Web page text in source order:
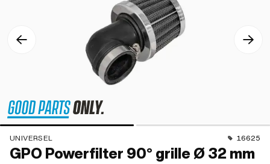
UNIVERSEL 16625
GPO Powerfilter 90° grille Ø 32 mm